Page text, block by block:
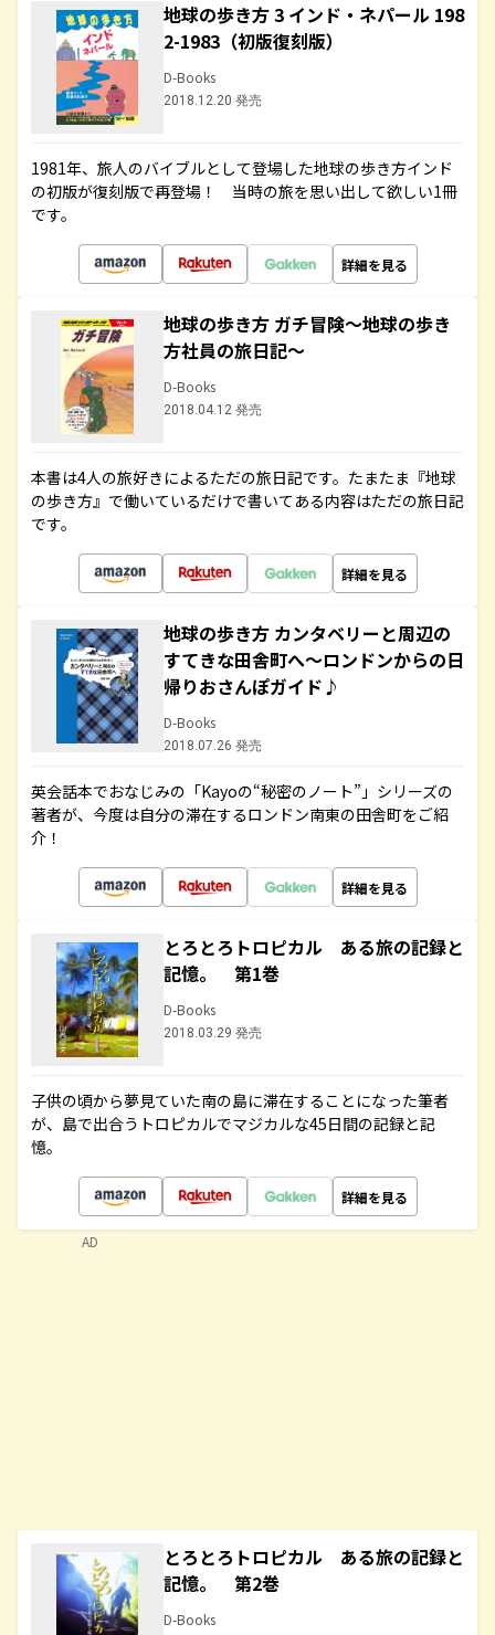
地球の歩き方 3 インド・ネパール 198
2-1983（初版復刻版）
D-Books
2018.12.20 発売
1981年、旅人のバイブルとして登場した地球の歩き方インド
の初版が復刻版で再登場！ 当時の旅を思い出して欲しい1冊
です。
詳細を見る
地球の歩き方 ガチ冒険～地球の歩き
方社員の旅日記～
D-Books
2018.04.12 発売
本書は4人の旅好きによるただの旅日記です。たまたま『地球
の歩き方』で働いているだけで書いてある内容はただの旅日記
です。
詳細を見る
地球の歩き方 カンタベリーと周辺の
すてきな田舎町へ～ロンドンからの日
帰りおさんぽガイド♪
D-Books
2018.07.26 発売
英会話本でおなじみの「Kayoの“秘密のノート”」シリーズの
著者が、今度は自分の滞在するロンドン南東の田舎町をご紹
介！
詳細を見る
とろとろトロピカル ある旅の記録と
記憶。 第1巻
D-Books
2018.03.29 発売
子供の頃から夢見ていた南の島に滞在することになった筆者
が、島で出合うトロピカルでマジカルな45日間の記録と記
憶。
詳細を見る
とろとろトロピカル ある旅の記録と
記憶。 第2巻
D-Books
AD